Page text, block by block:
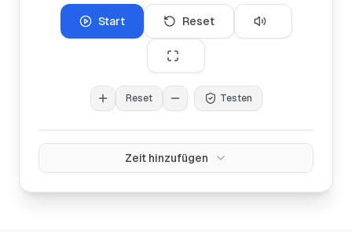
Start Reset
Reset Testen
Zeit hinzufügen